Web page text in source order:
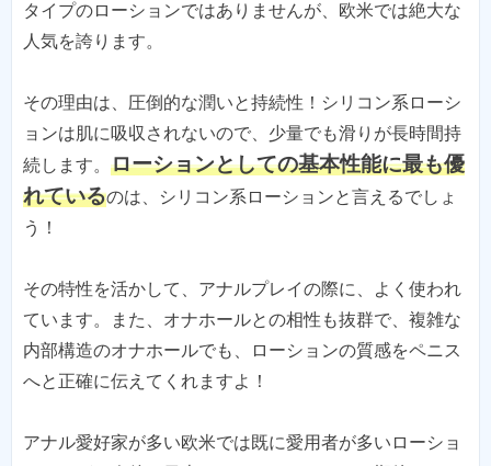
タイプのローションではありませんが、欧米では絶大な
人気を誇ります。
その理由は、圧倒的な潤いと持続性！シリコン系ローシ
ョンは肌に吸収されないので、少量でも滑りが長時間持
続します。 ローションとしての基本性能に最も優
れているのは、シリコン系ローションと言えるでしょ
う！
その特性を活かして、アナルプレイの際に、よく使われ
ています。また、オナホールとの相性も抜群で、複雑な
内部構造のオナホールでも、ローションの質感をペニス
へと正確に伝えてくれますよ！
アナル愛好家が多い欧米では既に愛用者が多いローショ